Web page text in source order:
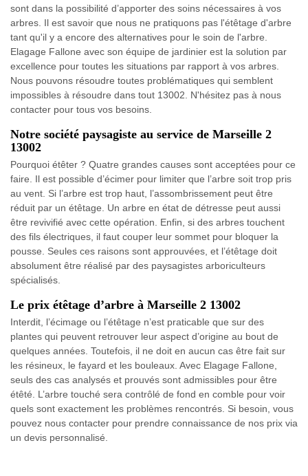
sont dans la possibilité d’apporter des soins nécessaires à vos
arbres. Il est savoir que nous ne pratiquons pas l'étêtage d'arbre
tant qu'il y a encore des alternatives pour le soin de l'arbre.
Elagage Fallone avec son équipe de jardinier est la solution par
excellence pour toutes les situations par rapport à vos arbres.
Nous pouvons résoudre toutes problématiques qui semblent
impossibles à résoudre dans tout 13002. N'hésitez pas à nous
contacter pour tous vos besoins.
Notre société paysagiste au service de Marseille 2
13002
Pourquoi étêter ? Quatre grandes causes sont acceptées pour ce
faire. Il est possible d’écimer pour limiter que l’arbre soit trop pris
au vent. Si l’arbre est trop haut, l’assombrissement peut être
réduit par un étêtage. Un arbre en état de détresse peut aussi
être revivifié avec cette opération. Enfin, si des arbres touchent
des fils électriques, il faut couper leur sommet pour bloquer la
pousse. Seules ces raisons sont approuvées, et l’étêtage doit
absolument être réalisé par des paysagistes arboriculteurs
spécialisés.
Le prix étêtage d’arbre à Marseille 2 13002
Interdit, l’écimage ou l’étêtage n’est praticable que sur des
plantes qui peuvent retrouver leur aspect d’origine au bout de
quelques années. Toutefois, il ne doit en aucun cas être fait sur
les résineux, le fayard et les bouleaux. Avec Elagage Fallone,
seuls des cas analysés et prouvés sont admissibles pour être
étêté. L’arbre touché sera contrôlé de fond en comble pour voir
quels sont exactement les problèmes rencontrés. Si besoin, vous
pouvez nous contacter pour prendre connaissance de nos prix via
un devis personnalisé.